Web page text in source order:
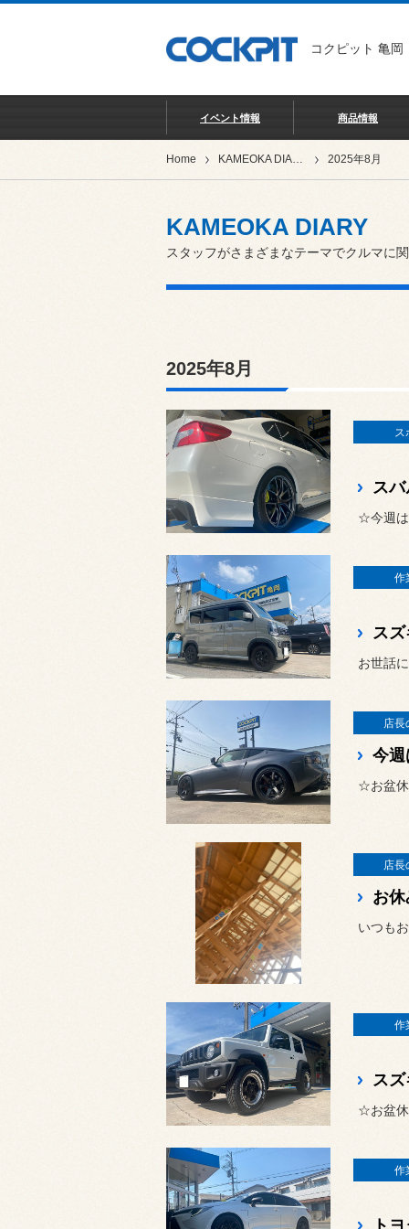
コクピット 亀岡
イベント情報 商品情報
Home KAMEOKA DIARY 2025年8月
KAMEOKA DIARY
スタッフがさまざまなテーマでクルマに
2025年8月
ス
ス
☆今週
作
ス
お世話
店長
今
☆お盆
店長
お
作
ス
☆お盆
作